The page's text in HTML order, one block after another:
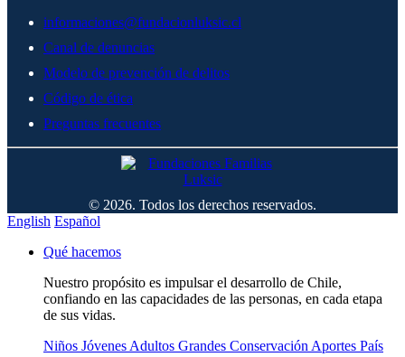
informaciones@fundacionluksic.cl
Canal de denuncias
Modelo de prevención de delitos
Código de ética
Preguntas frecuentes
© 2026. Todos los derechos reservados.
English Español
Qué hacemos
Nuestro propósito es impulsar el desarrollo de Chile,
confiando en las capacidades de las personas, en cada etapa
de sus vidas.
Niños Jóvenes Adultos Grandes Conservación Aportes País